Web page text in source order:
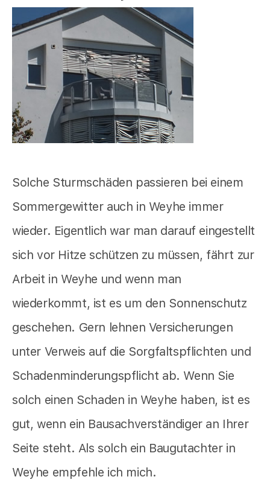
Solche Sturmschäden passieren bei einem
Sommergewitter auch in Weyhe immer
wieder. Eigentlich war man darauf eingestellt
sich vor Hitze schützen zu müssen, fährt zur
Arbeit in Weyhe und wenn man
wiederkommt, ist es um den Sonnenschutz
geschehen. Gern lehnen Versicherungen
unter Verweis auf die Sorgfaltspflichten und
Schadenminderungspflicht ab. Wenn Sie
solch einen Schaden in Weyhe haben, ist es
gut, wenn ein Bausachverständiger an Ihrer
Seite steht. Als solch ein Baugutachter in
Weyhe empfehle ich mich.